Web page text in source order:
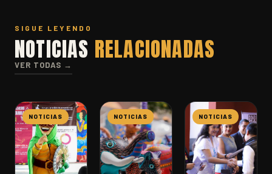
SIGUE LEYENDO
NOTICIAS RELACIONADAS
VER TODAS →
NOTICIAS NOTICIAS NOTICIAS